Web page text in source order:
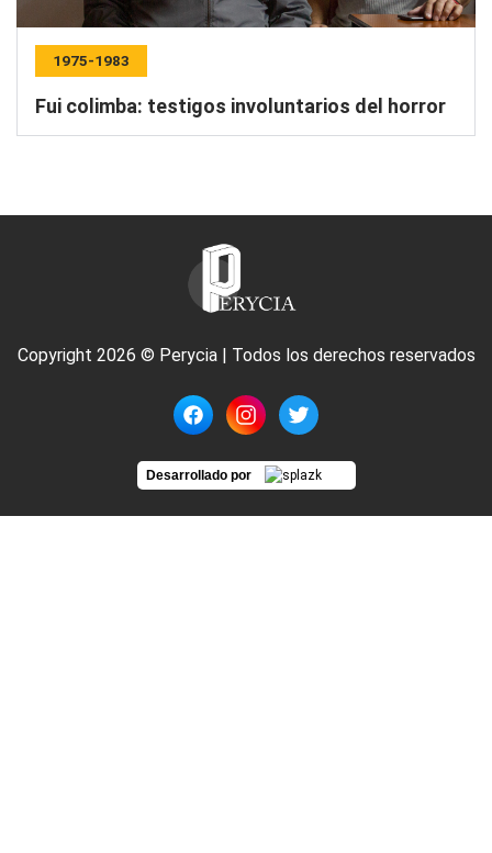
1975-1983
Fui colimba: testigos involuntarios del horror
Copyright 2026 © Perycia | Todos los derechos reservados
Desarrollado por